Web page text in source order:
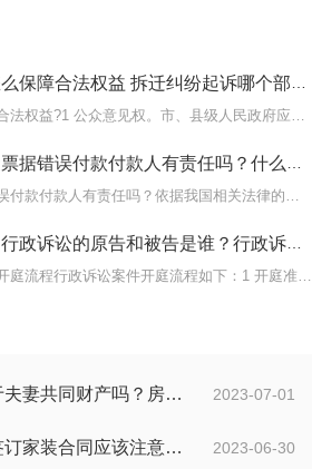
障合法权益 拆迁纠纷起诉哪个部门？-最新资讯
拆迁纠纷怎么保障合法权益?1 公众意见权。市、县级人民政府应当组织
付款付款人有责任吗？什么是票据损害责任？-当前快讯
未看出伪造票据错误付款付款人有责任吗？依据我国相关法律的规定，
原告和被告是谁？行政诉讼的审理期限是对于一审行政案件吗？
一、行政诉讼案件开庭流程行政诉讼案件开庭流程如下：1 开庭准备。
2023-07-01
赠与房产属于夫妻共同财产吗？房产赠与和过户哪个划算？
2023-06-30
全球要闻：签订家装合同应该注意哪些事项？签订家装合同需要房屋所有人签订吗？